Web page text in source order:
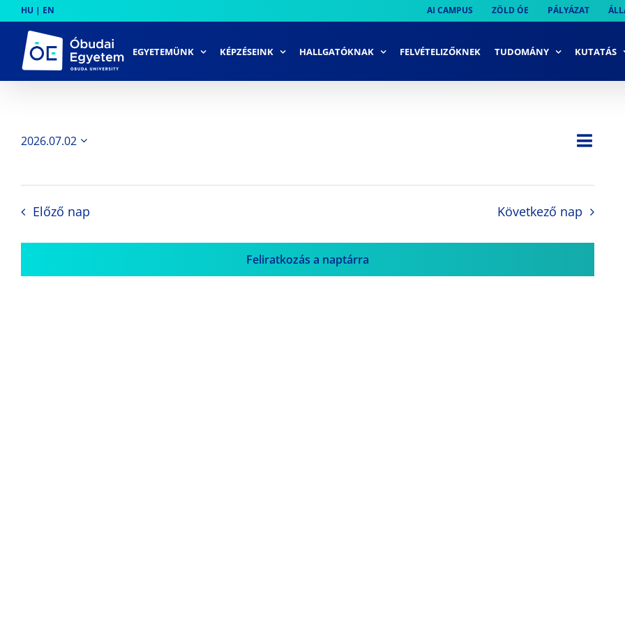
to
content
HU | EN AI CAMPUS ZÖLD ÓE PÁLYÁZAT
EGYETEMÜNK KÉPZÉSEINK HALLGATÓKNAK FELVÉTELIZŐKNEK TUDOMÁNY KUTATÁS
Nap
2026.07.02
Előző nap Következő nap
Feliratkozás a naptárra